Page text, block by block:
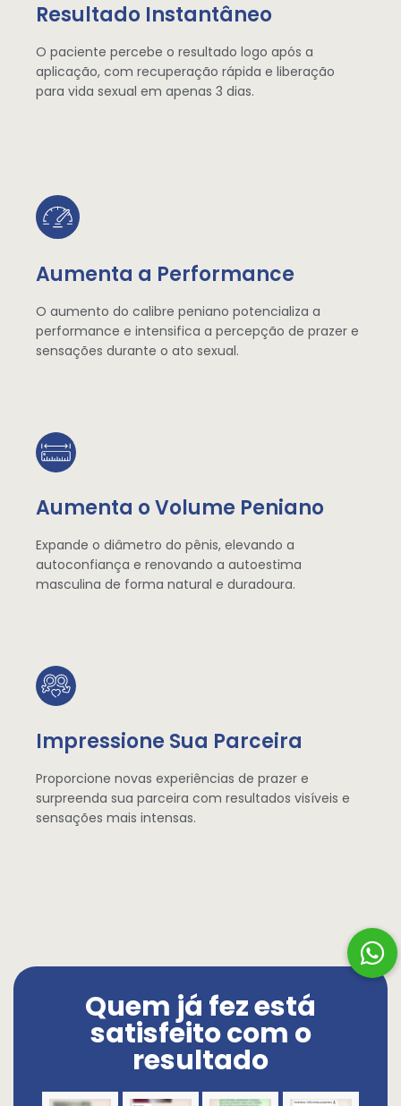
Resultado Instantâneo
O paciente percebe o resultado logo após a
aplicação, com recuperação rápida e liberação
para vida sexual em apenas 3 dias.
Aumenta a Performance
O aumento do calibre peniano potencializa a
performance e intensifica a percepção de prazer e
sensações durante o ato sexual.
Aumenta o Volume Peniano
Expande o diâmetro do pênis, elevando a
autoconfiança e renovando a autoestima
masculina de forma natural e duradoura.
Impressione Sua Parceira
Proporcione novas experiências de prazer e
surpreenda sua parceira com resultados visíveis e
sensações mais intensas.
Quem já fez está
satisfeito com o
resultado